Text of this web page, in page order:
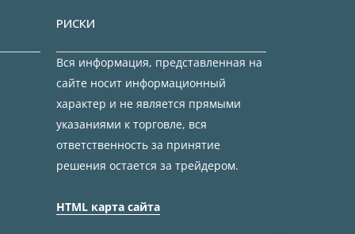
РИСКИ
Вся информация, представленная на
сайте носит информационный
характер и не является прямыми
указаниями к торговле, вся
ответственность за принятие
решения остается за трейдером.
HTML карта сайта